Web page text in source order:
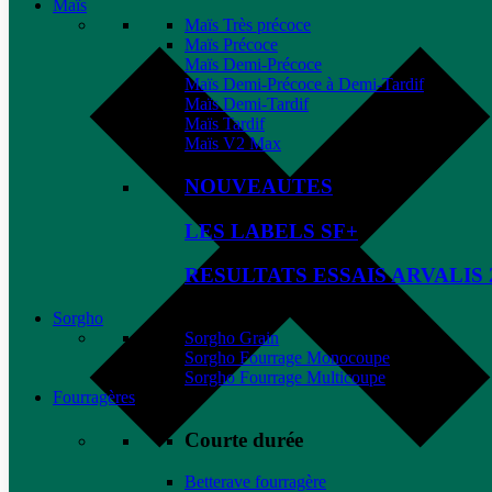
Maïs
Maïs Très précoce
Maïs Précoce
Maïs Demi-Précoce
Maïs Demi-Précoce à Demi-Tardif
Maïs Demi-Tardif
Maïs Tardif
Maïs V2 Max
NOUVEAUTES
LES LABELS SF+
RESULTATS ESSAIS ARVALIS
Sorgho
Sorgho Grain
Sorgho Fourrage Monocoupe
Sorgho Fourrage Multicoupe
Fourragères
Courte durée
Betterave fourragère